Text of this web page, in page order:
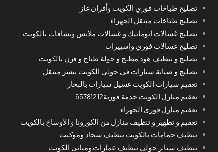
تصليح طباخات فوري الكويت وأفران غاز
تصليح طباخات متنقل الجهراء
تصليح غسالات اتوماتيك و غسالات ملابس ونشافات بالكويت
تصليح غسالات فوري واسبيرات
تصليح و تنظيف هود مطبخ و جولة طباخ و فرن بالكويت
تصليح و صيانة سيارات في حولي الكويت بنشر متنقل
تعقيم سيارات الكويت غسيل سيارات بالبخار
تعقيم منازل الكويت خدمة فورية65781212
تعقيم منازل فوري الجهراء
تعقيم و تطهير و تنظيف منازل من الكورونا و الأوساخ بالكويت
تنظيف حمامات بالكويت تنظيف سجاد وموكيت
تنظيف ستائر حولي تنظيف عمارات ومباني الكويت